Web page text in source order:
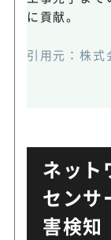
に貢献。
引用元：株
ネッ
センサ
害検知